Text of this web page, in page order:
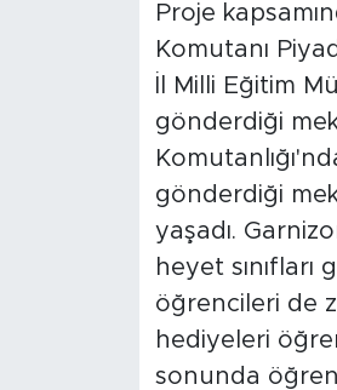
Proje
Komutanı
İl Milli Eğitim
gönderdiği
gönderdiği
yaşadı.
heyet sınıfları
öğrencileri de
hediyeleri
sonunda